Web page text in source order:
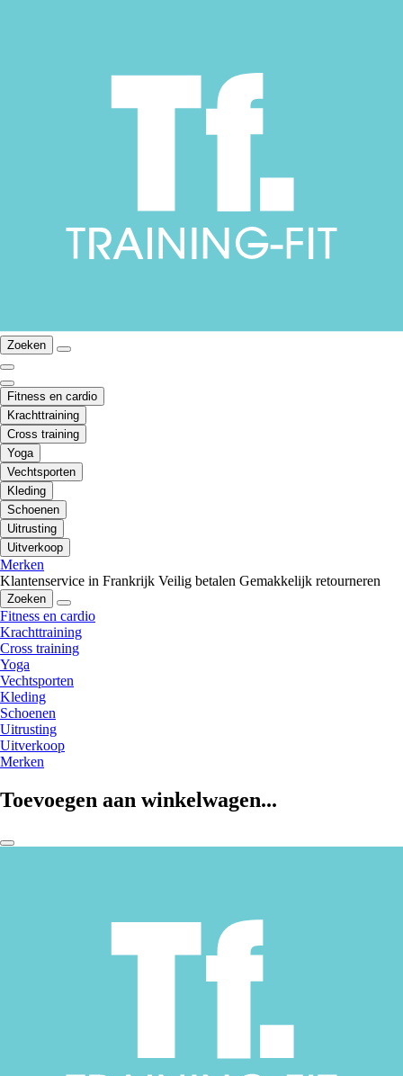
Zoeken
Fitness en cardio
Krachttraining
Cross training
Yoga
Vechtsporten
Kleding
Schoenen
Uitrusting
Uitverkoop
Merken
Klantenservice in Frankrijk Veilig betalen Gemakkelijk retourneren
Zoeken
Fitness en cardio
Krachttraining
Cross training
Yoga
Vechtsporten
Kleding
Schoenen
Uitrusting
Uitverkoop
Merken
Toevoegen aan winkelwagen...